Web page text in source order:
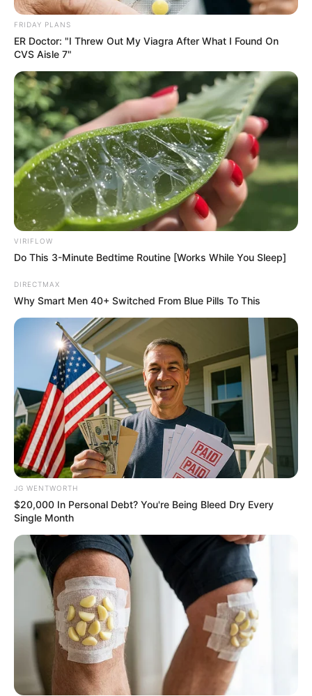
Why everything you thought you knew about water
might be wrong
CTA LOVE
To Steamy To Stream? Not For The Bridgertons! 9
Must-See Scenes
BRAINBERRIES
Disney Princesses: Which Live-Action Version Do
You Prefer?
BRAINBERRIES
FRIDAY PLANS
ER Doctor: "I Threw Out My Viagra After What I Found On
CVS Aisle 7"
VIRIFLOW
Do This 3-Minute Bedtime Routine [Works While You Sleep]
DIRECTMAX
Why Smart Men 40+ Switched From Blue Pills To This
JG WENTWORTH
$20,000 In Personal Debt? You're Being Bleed Dry Every
Single Month